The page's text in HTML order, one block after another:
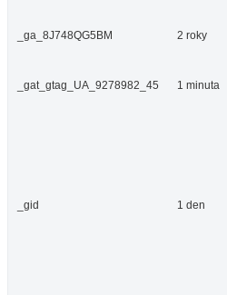
_ga_8J748QG5BM 2 roky
_gat_gtag_UA_9278982_45 1 minuta
_gid 1 den